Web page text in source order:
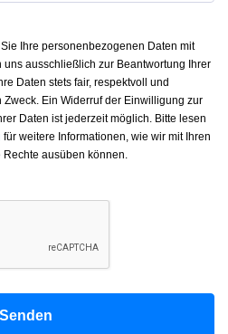
Ihre personenbezogenen Daten mit
ausschließlich zur Beantwortung Ihrer
Daten stets fair, respektvoll und
Ein Widerruf der Einwilligung zur
Daten ist jederzeit möglich. Bitte lesen
für weitere Informationen, wie wir mit Ihren
Rechte ausüben können.
Senden